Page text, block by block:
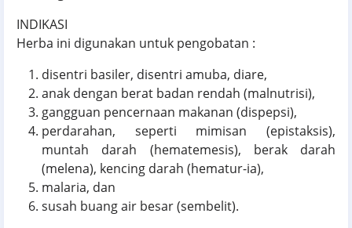
INDIKASI
Herba ini digunakan untuk pengobatan :
disentri basiler, disentri amuba, diare,
anak dengan berat badan rendah (malnutrisi),
gangguan pencernaan makanan (dispepsi),
perdarahan, seperti mimisan (epistaksis),
muntah darah (hematemesis), berak darah
(melena), kencing darah (hematur-ia),
malaria, dan
susah buang air besar (sembelit).